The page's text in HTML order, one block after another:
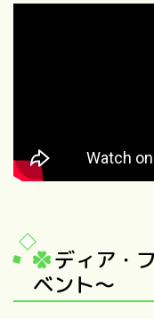
ディア・
ベント～